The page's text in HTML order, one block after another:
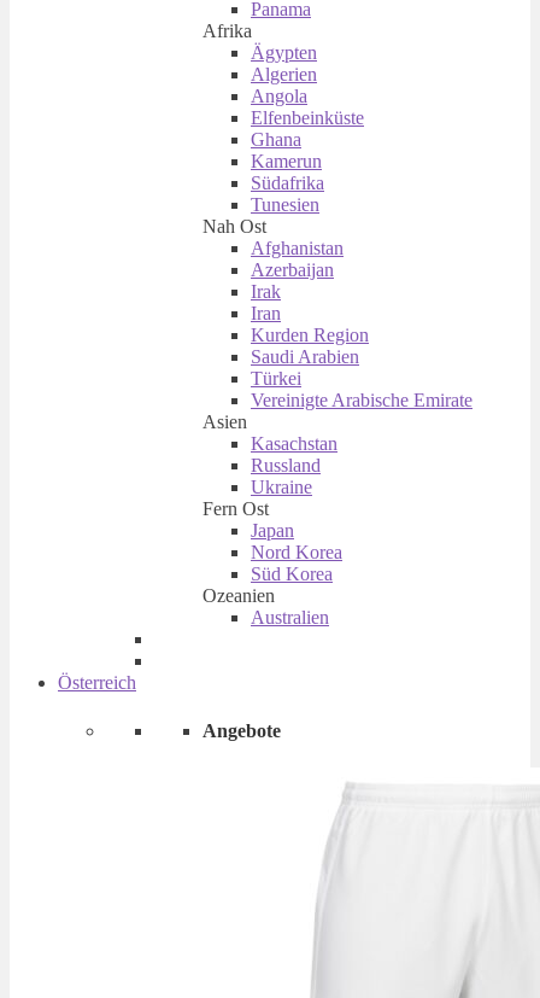
Panama
Afrika
Ägypten
Algerien
Angola
Elfenbeinküste
Ghana
Kamerun
Südafrika
Tunesien
Nah Ost
Afghanistan
Azerbaijan
Irak
Iran
Kurden Region
Saudi Arabien
Türkei
Vereinigte Arabische Emirate
Asien
Kasachstan
Russland
Ukraine
Fern Ost
Japan
Nord Korea
Süd Korea
Ozeanien
Australien
Österreich
Angebote